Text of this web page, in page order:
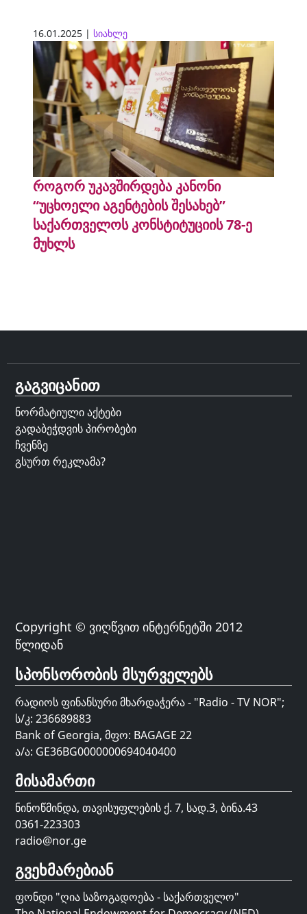
16.01.2025 | სიახლე
როგორ უკავშირდება კანონი
“უცხოელი აგენტების შესახებ”
საქართველოს კონსტიტუციის 78-ე
მუხლს
გაგვიცანით
ნორმატიული აქტები
გადაბეჭდვის პირობები
ჩვენზე
გსურთ რეკლამა?
Copyright © ვიღწვით ინტერნეტში 2012
წლიდან
სპონსორობის მსურველებს
რადიოს ფინანსური მხარდაჭერა - "Radio - TV NOR";
ს/კ: 236689883
Bank of Georgia, მფო: BAGAGE 22
ა/ა: GE36BG0000000694040400
მისამართი
ნინოწმინდა, თავისუფლების ქ. 7, სად.3, ბინა.43
0361-223303
radio@nor.ge
გვეხმარებიან
ფონდი "ღია საზოგადოება - საქართველო"